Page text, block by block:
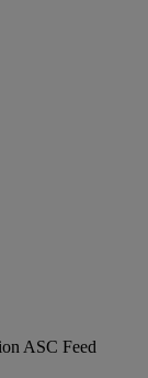
ASC Feed